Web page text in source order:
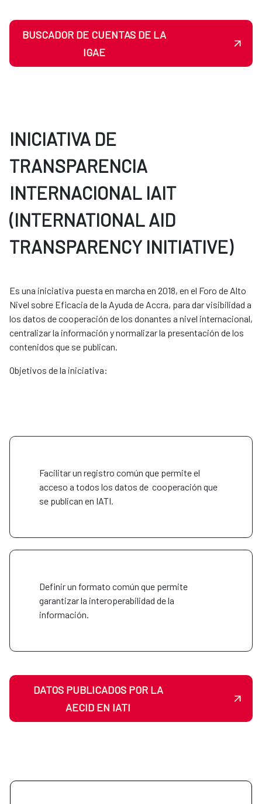
BUSCADOR DE CUENTAS DE LA
IGAE
INICIATIVA DE
TRANSPARENCIA
INTERNACIONAL IAIT
(INTERNATIONAL AID
TRANSPARENCY INITIATIVE)
Es una iniciativa puesta en marcha en 2018, en el Foro de Alto
Nivel sobre Eficacia de la Ayuda de Accra, para dar visibilidad a
los datos de cooperación de los donantes a nivel internacional,
centralizar la información y normalizar la presentación de los
contenidos que se publican.
Objetivos de la iniciativa:
Facilitar un registro común que permite el
acceso a todos los datos de cooperación que
se publican en IATI.
Definir un formato común que permite
garantizar la interoperabilidad de la
información.
DATOS PUBLICADOS POR LA
AECID EN IATI